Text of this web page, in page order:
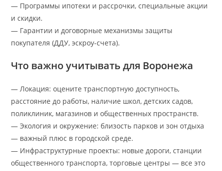
— Программы ипотеки и рассрочки, специальные акции
и скидки.
— Гарантии и договорные механизмы защиты
покупателя (ДДУ, эскроу-счета).
Что важно учитывать для Воронежа
— Локация: оцените транспортную доступность,
расстояние до работы, наличие школ, детских садов,
поликлиник, магазинов и общественных пространств.
— Экология и окружение: близость парков и зон отдыха
— важный плюс в городской среде.
— Инфраструктурные проекты: новые дороги, станции
общественного транспорта, торговые центры — все это